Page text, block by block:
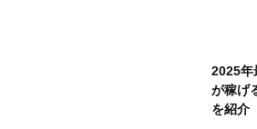
2025年
が稼げ
を紹介